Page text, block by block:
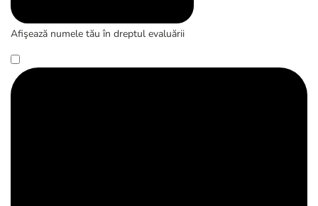
Afişează numele tău în dreptul evaluării